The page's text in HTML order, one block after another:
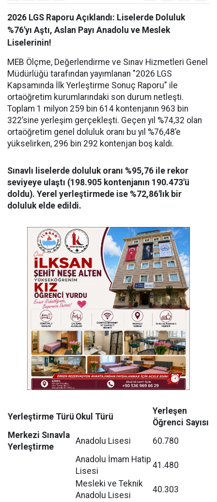
2026 LGS Raporu Açıklandı: Liselerde Doluluk
%76'yı Aştı, Aslan Payı Anadolu ve Meslek
Liselerinin!
MEB Ölçme, Değerlendirme ve Sınav Hizmetleri Genel
Müdürlüğü tarafından yayımlanan "2026 LGS
Kapsamında İlk Yerleştirme Sonuç Raporu" ile
ortaöğretim kurumlarındaki son durum netleşti.
Toplam 1 milyon 259 bin 614 kontenjanın 963 bin
322’sine yerleşim gerçekleşti. Geçen yıl %74,32 olan
ortaöğretim genel doluluk oranı bu yıl %76,48’e
yükselirken, 296 bin 292 kontenjan boş kaldı.
Sınavlı liselerde doluluk oranı %95,76 ile rekor
seviyeye ulaştı (198.905 kontenjanın 190.473'ü
doldu). Yerel yerleştirmede ise %72,86'lık bir
doluluk elde edildi.
Yerleştirme Türü Okul Türü
Yerleşen
Öğrenci Sayısı
Merkezi Sınavla
Yerleştirme
Anadolu Lisesi
60.780
Anadolu İmam Hatip
Lisesi
41.480
Mesleki ve Teknik
Anadolu Lisesi
40.303